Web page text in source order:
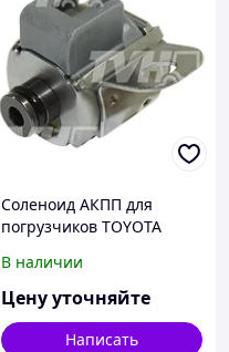
Соленоид АКПП для
погрузчиков TOYOTA
серия) 1,0-3,5т
В наличии
Цену уточняйте
Написать